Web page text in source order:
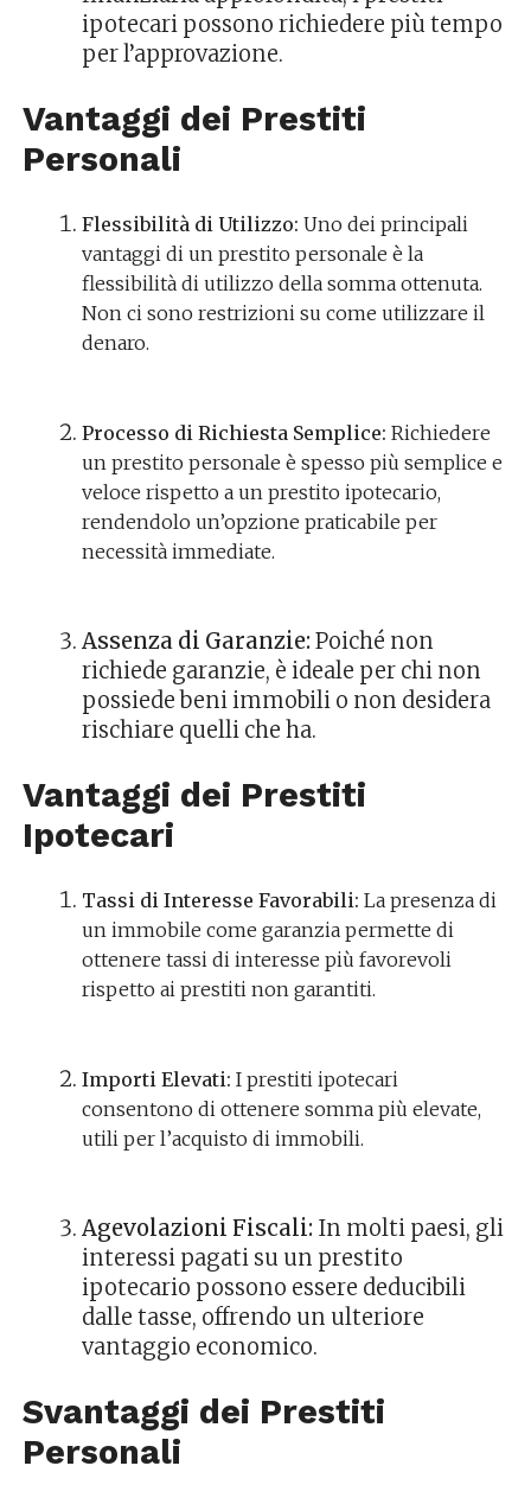
ipotecari possono richiedere più tempo
per l’approvazione.
Vantaggi dei Prestiti
Personali
Flessibilità di Utilizzo: Uno dei principali
vantaggi di un prestito personale è la
flessibilità di utilizzo della somma ottenuta.
Non ci sono restrizioni su come utilizzare il
denaro.
Processo di Richiesta Semplice: Richiedere
un prestito personale è spesso più semplice e
veloce rispetto a un prestito ipotecario,
rendendolo un’opzione praticabile per
necessità immediate.
Assenza di Garanzie: Poiché non
richiede garanzie, è ideale per chi non
possiede beni immobili o non desidera
rischiare quelli che ha.
Vantaggi dei Prestiti
Ipotecari
Tassi di Interesse Favorabili: La presenza di
un immobile come garanzia permette di
ottenere tassi di interesse più favorevoli
rispetto ai prestiti non garantiti.
Importi Elevati: I prestiti ipotecari
consentono di ottenere somma più elevate,
utili per l’acquisto di immobili.
Agevolazioni Fiscali: In molti paesi, gli
interessi pagati su un prestito
ipotecario possono essere deducibili
dalle tasse, offrendo un ulteriore
vantaggio economico.
Svantaggi dei Prestiti
Personali